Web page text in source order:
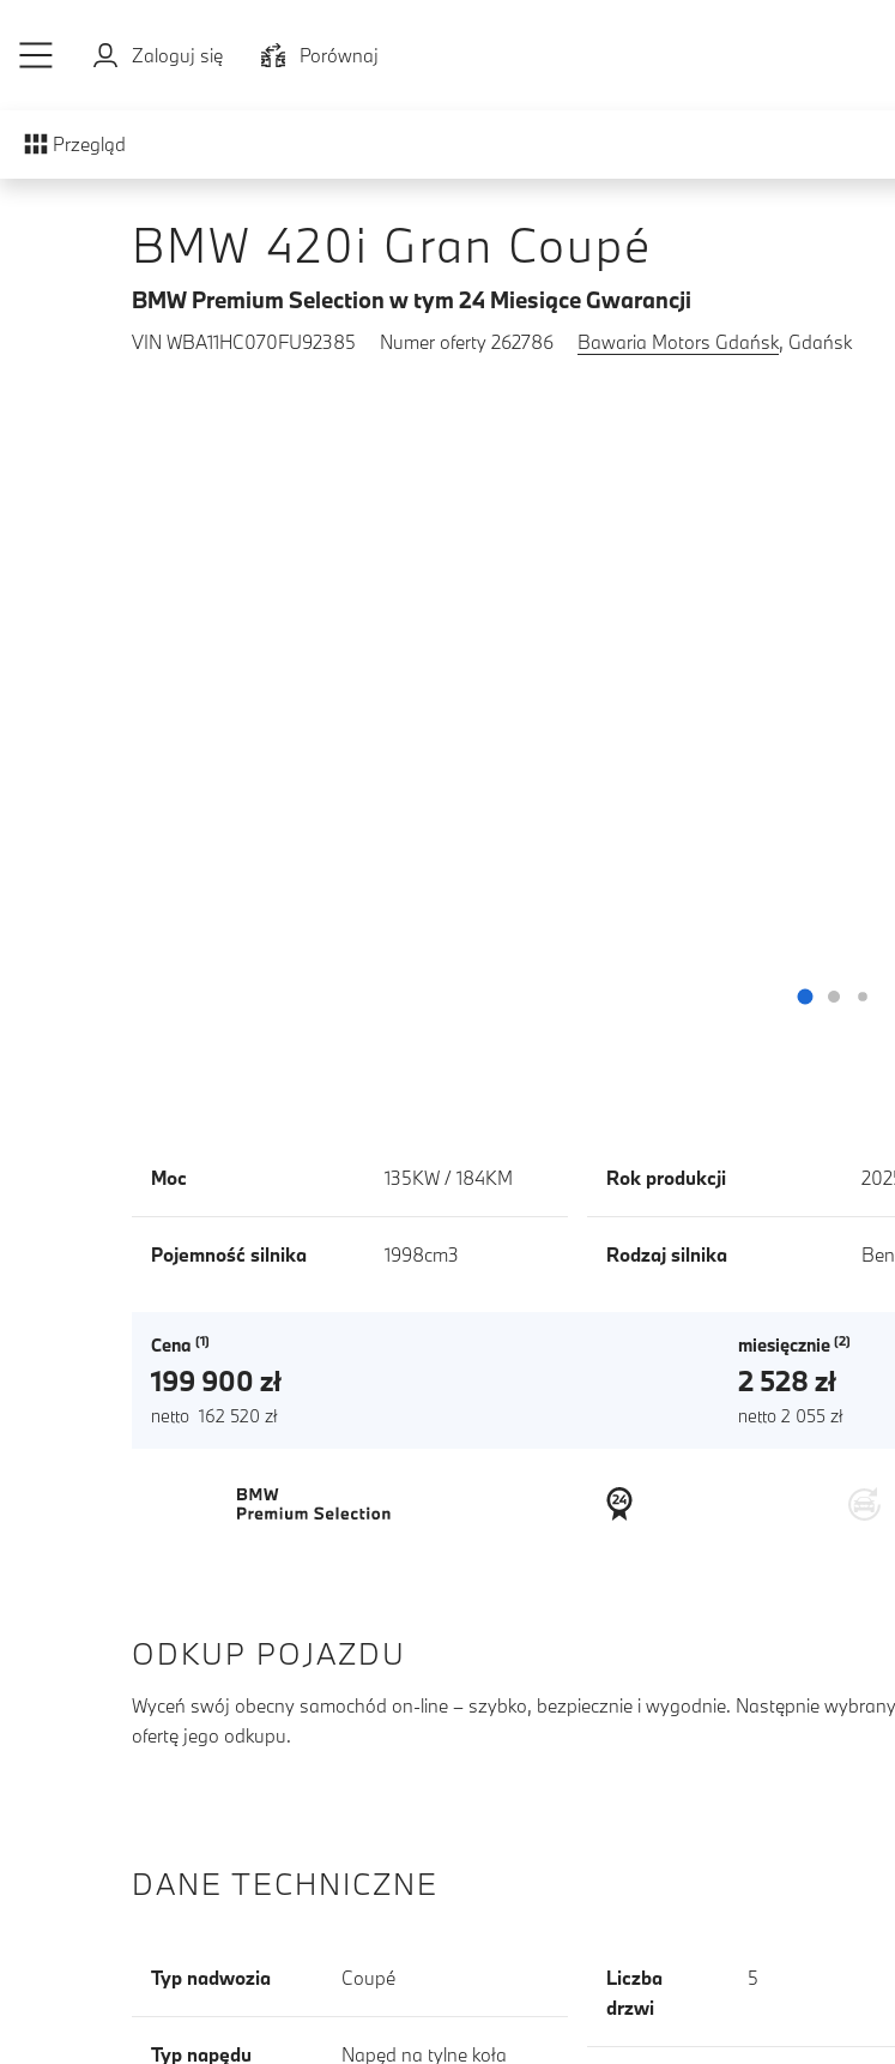
Zaloguj się
Porównaj
Przegląd
BMW 420i Gran Coupé
BMW Premium Selection w tym 24 Miesiące Gwarancji
VIN WBA11HC070FU92385 Numer oferty 262786 Bawaria Motors Gdańsk, Gdańsk
Moc 135KW / 184KM
Pojemność silnika 1998cm3
Rok produkcji
Rodzaj silnika
Cena
199 900 zł
netto 162 520 zł
miesięcznie
2 528 zł
netto 2 055 zł
ODKUP POJAZDU
Wyceń swój obecny samochód on-line – szybko, bezpiecznie i wygodnie. Następnie
ofertę jego odkupu.
DANE TECHNICZNE
Typ nadwozia Coupé
Typ napędu Napęd na tylne koła
Liczba
drzwi
5